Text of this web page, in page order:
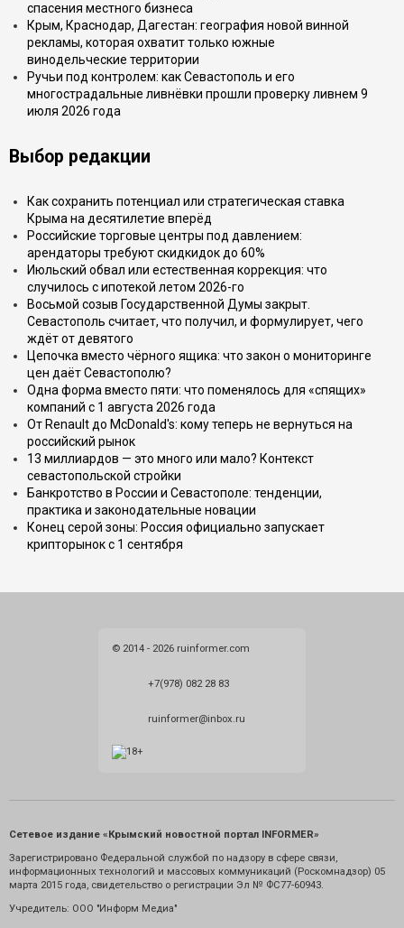
спасения местного бизнеса
Крым, Краснодар, Дагестан: география новой винной
рекламы, которая охватит только южные
винодельческие территории
Ручьи под контролем: как Севастополь и его
многострадальные ливнёвки прошли проверку ливнем 9
июля 2026 года
Выбор редакции
Как сохранить потенциал или стратегическая ставка
Крыма на десятилетие вперёд
Российские торговые центры под давлением:
арендаторы требуют скидкидок до 60%
Июльский обвал или естественная коррекция: что
случилось с ипотекой летом 2026-го
Восьмой созыв Государственной Думы закрыт.
Севастополь считает, что получил, и формулирует, чего
ждёт от девятого
Цепочка вместо чёрного ящика: что закон о мониторинге
цен даёт Севастополю?
Одна форма вместо пяти: что поменялось для «спящих»
компаний с 1 августа 2026 года
От Renault до McDonald's: кому теперь не вернуться на
российский рынок
13 миллиардов — это много или мало? Контекст
севастопольской стройки
Банкротство в России и Севастополе: тенденции,
практика и законодательные новации
Конец серой зоны: Россия официально запускает
крипторынок с 1 сентября
© 2014 - 2026 ruinformer.com
+7(978) 082 28 83
ruinformer@inbox.ru
Сетевое издание «Крымский новостной портал INFORMER»
Зарегистрировано Федеральной службой по надзору в сфере связи,
информационных технологий и массовых коммуникаций (Роскомнадзор) 05
марта 2015 года, свидетельство о регистрации Эл № ФС77-60943.
Учредитель: ООО "Информ Медиа"